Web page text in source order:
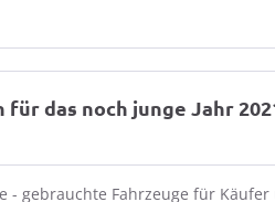
das noch junge Jahr
- gebrauchte Fahrzeuge für Käufer